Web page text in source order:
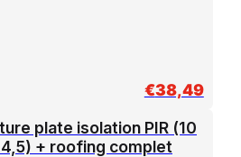
€38,49
plate isolation PIR (10
4,5) + roofing complet